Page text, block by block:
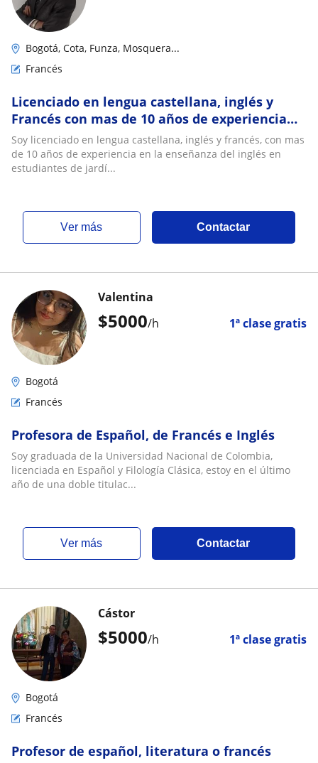
Bogotá, Cota, Funza, Mosquera...
Francés
Licenciado en lengua castellana, inglés y
Francés con mas de 10 años de experiencia
ofrece clases particulares en los diferentes
niveles
Soy licenciado en lengua castellana, inglés y francés, con mas
de 10 años de experiencia en la enseñanza del inglés en
estudiantes de jardí...
ver más Contactar
$5000/h 1ª clase gratis
Valentina
Bogotá
Francés
Profesora de Español, de Francés e Inglés
Soy graduada de la Universidad Nacional de Colombia,
licenciada en Español y Filología Clásica, estoy en el último
año de una doble titulac...
ver más Contactar
$5000/h 1ª clase gratis
Cástor
Bogotá
Francés
Profesor de español, literatura o francés